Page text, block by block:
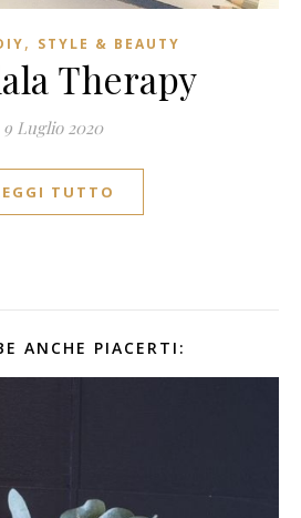
, STYLE & BEAUTY
Therapy
9 Luglio 2020
TUTTO
ANCHE PIACERTI: